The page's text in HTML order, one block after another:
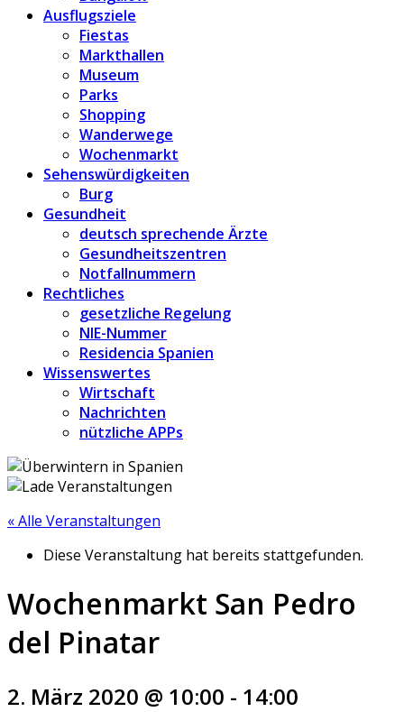
Ausflugsziele
Fiestas
Markthallen
Museum
Parks
Shopping
Wanderwege
Wochenmarkt
Sehenswürdigkeiten
Burg
Gesundheit
deutsch sprechende Ärzte
Gesundheitszentren
Notfallnummern
Rechtliches
gesetzliche Regelung
NIE-Nummer
Residencia Spanien
Wissenswertes
Wirtschaft
Nachrichten
nützliche APPs
« Alle Veranstaltungen
Diese Veranstaltung hat bereits stattgefunden.
Wochenmarkt San Pedro
del Pinatar
2. März 2020 @ 10:00 - 14:00